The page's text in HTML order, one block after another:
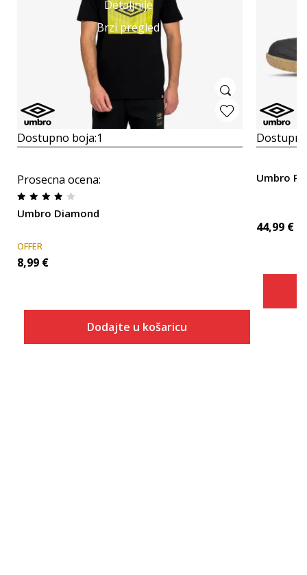
Detaljnije
Brzi pregled
Dostupno boja:1
Prosecna ocena:
Umbro Diamond
OFFER
8,99 €
Dodajte u košaricu
Umbro
44,99 €